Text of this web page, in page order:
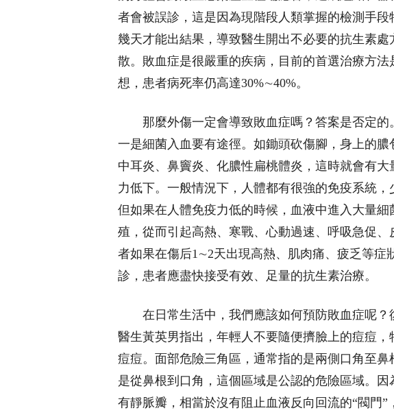
者會被誤診，這是因為現階段人類掌握的檢測手
幾天才能出結果，導致醫生開出不必要的抗生素
散。敗血症是很嚴重的疾病，目前的首選治療方
想，患者病死率仍高達30%∼40%。
那麼外傷一定會導致敗血症嗎？答案是否定的
一是細菌入血要有途徑。如鋤頭砍傷腳，身上的
中耳炎、鼻竇炎、化膿性扁桃體炎，這時就會有
力低下。一般情況下，人體都有很強的免疫系統，
但如果在人體免疫力低的時候，血液中進入大量
殖，從而引起高熱、寒戰、心動過速、呼吸急促
者如果在傷后1∼2天出現高熱、肌肉痛、疲乏等症
診，患者應盡快接受有效、足量的抗生素治療。
在日常生活中，我們應該如何預防敗血症呢
醫生黃英男指出，年輕人不要隨便擠臉上的痘痘，
痘痘。面部危險三角區，通常指的是兩側口角至
是從鼻根到口角，這個區域是公認的危險區域。因
有靜脈瓣，相當於沒有阻止血液反向回流的“閥門”